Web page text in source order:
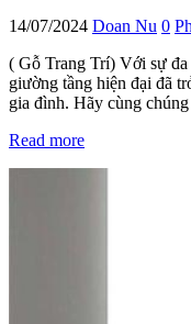
14/07/2024 Doan Nu 0
( Gỗ Trang Trí) Với sự đa
giường tầng hiện đại đã
gia đình. Hãy cùng
Read more